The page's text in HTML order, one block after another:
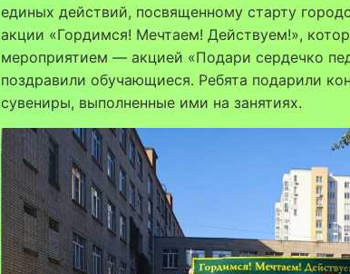
единых действий, посвященному старту
акции «Гордимся! Мечтаем! Действуем!»,
мероприятием — акцией «Подари сердечко
поздравили обучающиеся. Ребята подарили
сувениры, выполненные ими на занятиях.